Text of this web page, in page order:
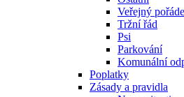
Veřejný
Tržní řád
Psi
Parkování
Komunální
Poplatky
Zásady a pravidla